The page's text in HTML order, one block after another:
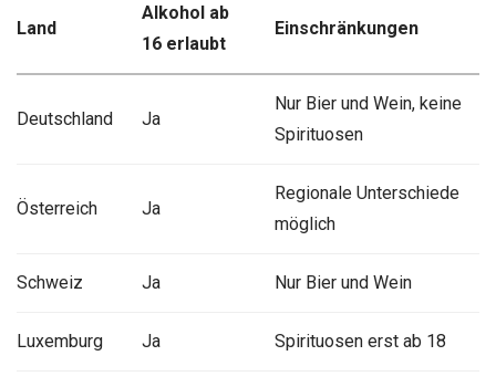
Land
Alkohol ab
16 erlaubt
Einschränkungen
Deutschland Ja
Nur Bier und Wein, keine
Spirituosen
Österreich Ja
Regionale Unterschiede
möglich
Schweiz Ja Nur Bier und Wein
Luxemburg Ja Spirituosen erst ab 18